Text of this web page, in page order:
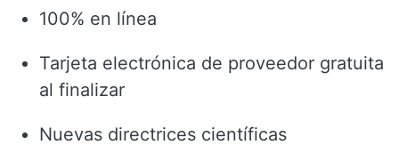
100% en línea
Tarjeta electrónica de proveedor gratuita
al finalizar
Nuevas directrices científicas